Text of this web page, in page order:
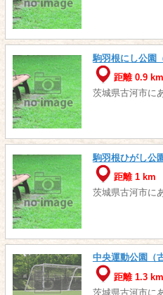
駒羽根にし公園
距離 0.9 km
茨城県古河市に
駒羽根ひがし公
距離 1 km
茨城県古河市に
中央運動公園（
距離 1.3 km
茨城県古河市に